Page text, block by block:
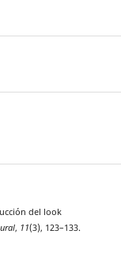
del look
, 11(3), 123–133.